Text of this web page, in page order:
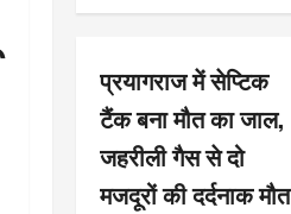
प्रयागराज में सेप्टिक
टैंक बना मौत का जाल,
जहरीली गैस से दो
मजदूरों की दर्दनाक मौत